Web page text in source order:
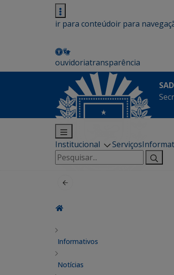
ir para conteúdoir para
ouvidoriatransparência
SAD
Institucional Serviços
Pesquisar
por:
Informativos
Notícias